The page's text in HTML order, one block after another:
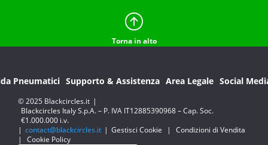
Torna in alto
Pneumatici Supporto & Assistenza Area Legale Social
© 2025 Blackcircles.it |
Blackcircles Italy S.p.A. – P. IVA IT12885390968 – Cap. Soc.
€1.000.000 i.v.
| contact@blackcircles.it | Gestisci Cookie |
Condizioni di Vendita
|
Cookie Policy